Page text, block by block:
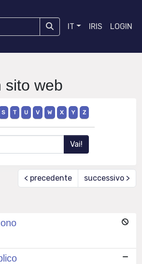
IT IRIS LOGIN
sito web
S T U V W X Y Z
< precedente successivo >